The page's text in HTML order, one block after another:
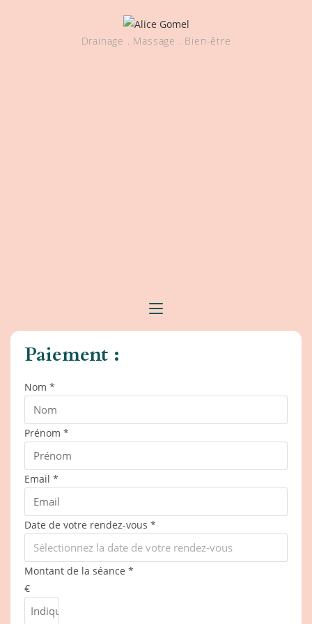
Drainage . Massage . Bien-être
Paiement :
Nom *
Prénom *
Email *
Date de votre rendez-vous *
Montant de la séance *
€